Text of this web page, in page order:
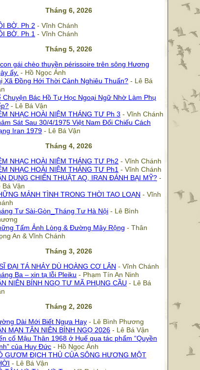
Tháng 6, 2026
BỜ. Ph 2 - Vĩnh Chánh
BỜ. Ph 1- Vĩnh Chánh
Tháng 5, 2026
gái chèo thuyền périssoire trên sông Hương
ấy. - Hồ Ngọc Ánh
Xã Đồng Hới Thời Cảnh Nghiêu Thuấn?- Lê Bá
Chuyện Bác Hồ Tự Học Ngoại Ngữ Nhờ Làm Phụ
- Lê Bá Vận
NHẠC HOÀI NIỆM THÁNG TƯ Ph 3 - Vĩnh Chánh
Sát Sau 30/4/1975 Việt Nam Đối Chiếu Cách
Iran 1979- Lê Bá Vận
Tháng 4, 2026
NHẠC HOÀI NIỆM THÁNG TƯ Ph2 - Vĩnh Chánh
NHẠC HOÀI NIỆM THÁNG TƯ Ph1- Vĩnh Chánh
DỤNG CHIẾN THUẬT AQ, IRAN ĐÁNH BẠI MỸ?-
Bá Vận
MẢNH TÌNH TRONG THỜI TAO LOẠN - Vĩnh
Tư Sài-Gòn_Tháng Tư Hà Nội- Lê Bình
Tấm Ảnh Lòng & Đường Mây Rộng - Thân
An & Vĩnh Chánh
Tháng 3, 2026
ĐẠI TÁ NHẢY DÙ HOÀNG CƠ LÂN - Vĩnh Chánh
Ba – xin tạ lỗi Pleiku - Phạm Tín An Ninh
NIÊN BÍNH NGỌ TƯ MÃ PHỤNG CẦU - Lê Bá
Tháng 2, 2026
Dài Mới Biết Ngựa Hay- Lê Bình Phương
MẠN TÂN NIÊN BÍNH NGỌ 2026- Lê Bá Vận
cố Mậu Thân 1968 ở Huế qua tác phẩm “Quyền
của Huy Đức- Hồ Ngọc Ánh
GƯƠM ĐỊCH THỦ CỦA SÔNG HƯƠNG MỘT
- Lê Bá Vận